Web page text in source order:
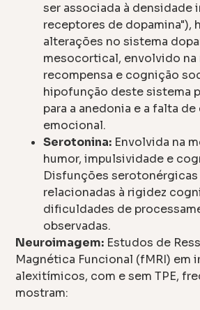
ser associada à densidade
receptores de dopamina"),
alterações no sistema
mesocortical, envolvido na
recompensa e cognição
hipofunção deste sistema
para a anedonia e a falta
emocional.
Serotonina: Envolvida na
humor, impulsividade e
Disfunções
relacionadas à rigidez
dificuldades de
observadas.
Neuroimagem: Estudos de
Magnética Funcional (fMRI) em
alexitímicos, com e sem TPE,
mostram: